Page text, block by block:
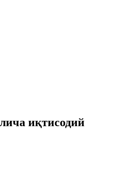
иқтисодий